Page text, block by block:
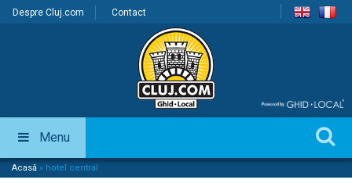
Despre Cluj.com Contact
Menu
Acasă » hotel central